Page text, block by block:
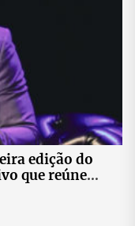
edição do
que reúne
mental e